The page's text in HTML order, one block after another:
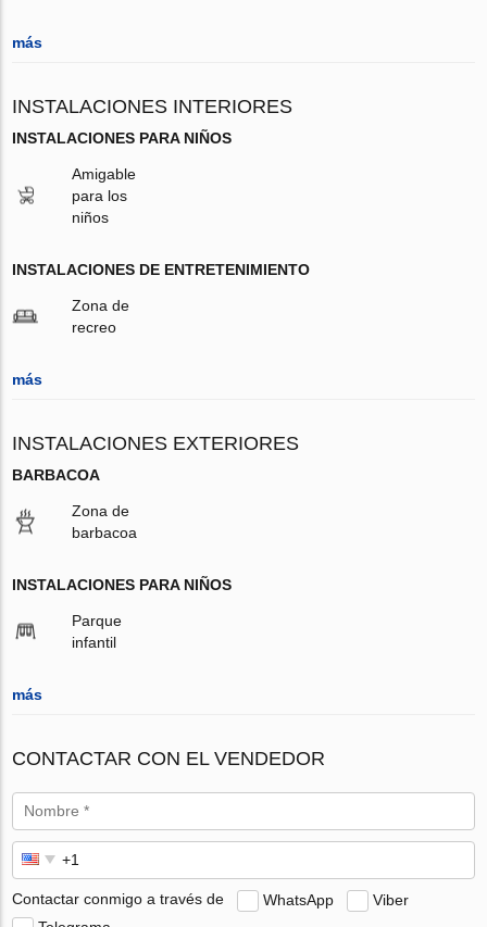
más
INSTALACIONES INTERIORES
INSTALACIONES PARA NIÑOS
Amigable
para los
niños
INSTALACIONES DE ENTRETENIMIENTO
Zona de
recreo
más
INSTALACIONES EXTERIORES
BARBACOA
Zona de
barbacoa
INSTALACIONES PARA NIÑOS
Parque
infantil
más
CONTACTAR CON EL VENDEDOR
Contactar conmigo a través de WhatsApp
Viber